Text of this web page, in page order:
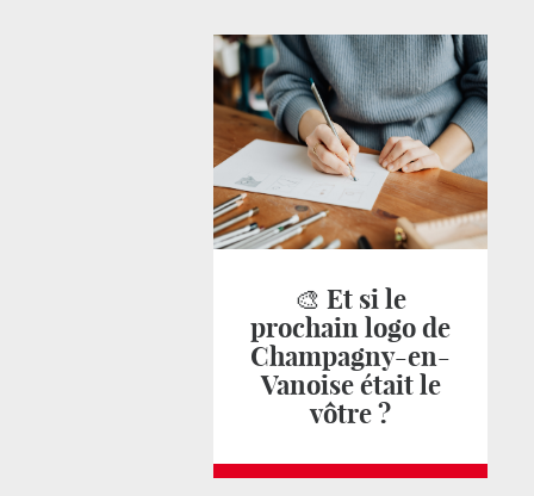
🎨 Et si le
prochain logo de
Champagny-en-
Vanoise était le
vôtre ?